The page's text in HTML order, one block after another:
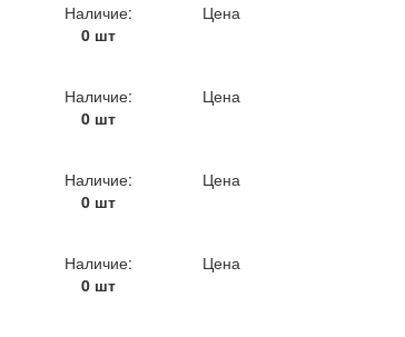
Наличие:
0 шт
Цена
Наличие:
0 шт
Цена
Наличие:
0 шт
Цена
Наличие:
0 шт
Цена